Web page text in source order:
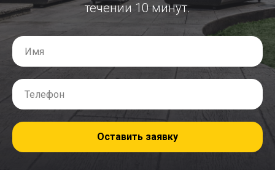
течении 10 минут.
Оставить заявку